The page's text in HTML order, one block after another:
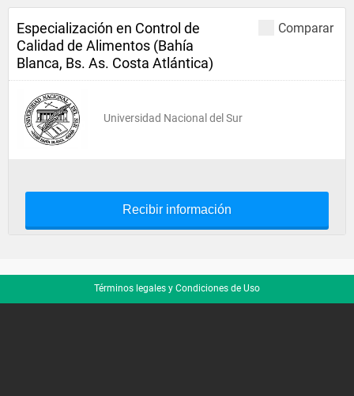
Comparar
Especialización en Control de
Calidad de Alimentos (Bahía
Blanca, Bs. As. Costa Atlántica)
Universidad Nacional del Sur
Recibir información
Términos legales y Condiciones de Uso